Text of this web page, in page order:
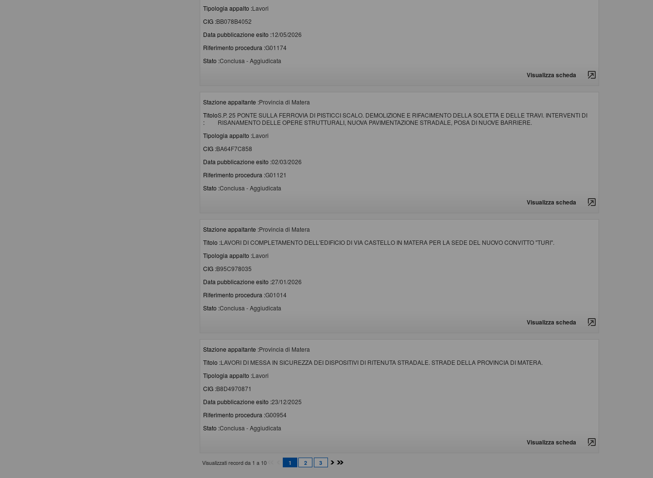
Tipologia appalto :Lavori
CIG :BB078B4052
Data pubblicazione esito :12/05/2026
Riferimento procedura :G01174
Stato :Conclusa - Aggiudicata
Visualizza scheda
Stazione appaltante :Provincia di Matera
Titolo
:
S.P. 25 PONTE SULLA FERROVIA DI PISTICCI SCALO. DEMOLIZIONE E RIFACIMENTO DELLA SOLETTA E DELLE TRAVI. INTERVENTI DI
RISANAMENTO DELLE OPERE STRUTTURALI, NUOVA PAVIMENTAZIONE STRADALE, POSA DI NUOVE BARRIERE.
Tipologia appalto :Lavori
CIG :BA64F7C858
Data pubblicazione esito :02/03/2026
Riferimento procedura :G01121
Stato :Conclusa - Aggiudicata
Visualizza scheda
Stazione appaltante :Provincia di Matera
Titolo :LAVORI DI COMPLETAMENTO DELL'EDIFICIO DI VIA CASTELLO IN MATERA PER LA SEDE DEL NUOVO CONVITTO "TURI".
Tipologia appalto :Lavori
CIG :B95C978035
Data pubblicazione esito :27/01/2026
Riferimento procedura :G01014
Stato :Conclusa - Aggiudicata
Visualizza scheda
Stazione appaltante :Provincia di Matera
Titolo :LAVORI DI MESSA IN SICUREZZA DEI DISPOSITIVI DI RITENUTA STRADALE. STRADE DELLA PROVINCIA DI MATERA.
Tipologia appalto :Lavori
CIG :B8D4970871
Data pubblicazione esito :23/12/2025
Riferimento procedura :G00954
Stato :Conclusa - Aggiudicata
Visualizza scheda
Visualizzati record da 1 a 10